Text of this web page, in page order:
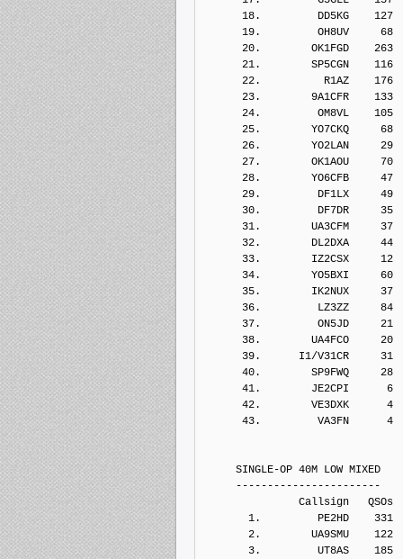
18.         DD5KG    127
19.         OH8UV     68
20.        OK1FGD    263
21.        SP5CGN    116
22.          R1AZ    176
23.        9A1CFR    133
24.         OM8VL    105
25.        YO7CKQ     68
26.        YO2LAN     29
27.        OK1AOU     70
28.        YO6CFB     47
29.         DF1LX     49
30.         DF7DR     35
31.        UA3CFM     37
32.        DL2DXA     44
33.        IZ2CSX     12
34.        YO5BXI     60
35.        IK2NUX     37
36.         LZ3ZZ     84
37.         ON5JD     21
38.        UA4FCO     20
39.      I1/V31CR     31
40.        SP9FWQ     28
41.        JE2CPI      6
42.        VE3DXK      4
43.         VA3FN      4
SINGLE-OP 40M LOW MIXED
-----------------------
Callsign   QSOs  Points
1.         PE2HD    331
2.        UA9SMU    122
3.         UT8AS    185